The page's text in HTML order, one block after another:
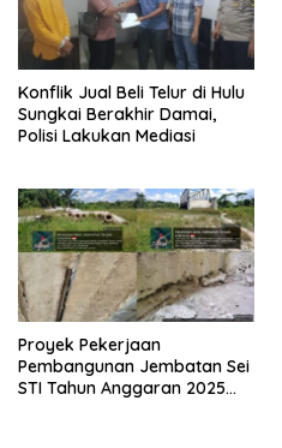
Konflik Jual Beli Telur di Hulu
Sungkai Berakhir Damai,
Polisi Lakukan Mediasi
Proyek Pekerjaan
Pembangunan Jembatan Sei
STI Tahun Anggaran 2025